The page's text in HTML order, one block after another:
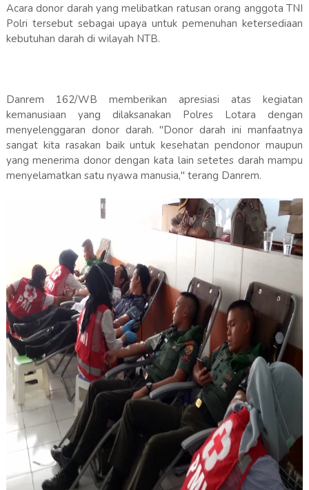
Acara donor darah yang melibatkan ratusan orang anggota TNI
Polri tersebut sebagai upaya untuk pemenuhan ketersediaan
kebutuhan darah di wilayah NTB.
Danrem 162/WB memberikan apresiasi atas kegiatan
kemanusiaan yang dilaksanakan Polres Lotara dengan
menyelenggaran donor darah. "Donor darah ini manfaatnya
sangat kita rasakan baik untuk kesehatan pendonor maupun
yang menerima donor dengan kata lain setetes darah mampu
menyelamatkan satu nyawa manusia," terang Danrem.